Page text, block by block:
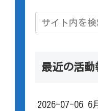
最近の活動
2026-07-06 6